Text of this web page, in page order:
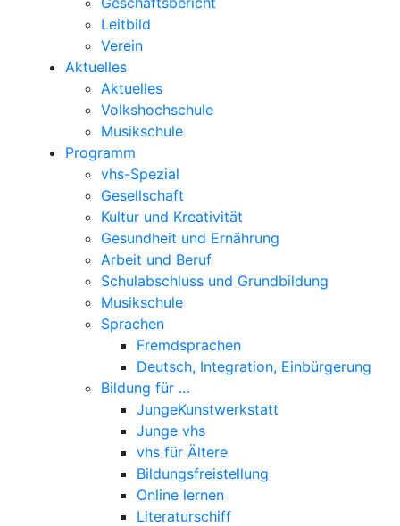
Leitbild
Verein
Aktuelles
Aktuelles
Volkshochschule
Musikschule
Programm
vhs-Spezial
Gesellschaft
Kultur und Kreativität
Gesundheit und Ernährung
Arbeit und Beruf
Schulabschluss und Grundbildung
Musikschule
Sprachen
Fremdsprachen
Deutsch, Integration, Einbürgerung
Bildung für …
JungeKunstwerkstatt
Junge vhs
vhs für Ältere
Bildungsfreistellung
Online lernen
Literaturschiff